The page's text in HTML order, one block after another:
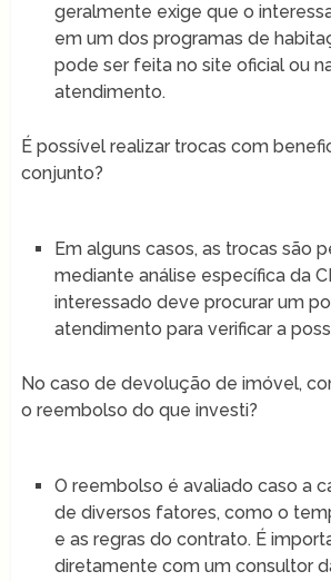
geralmente exige que o
em um dos programas de
pode ser feita no site oficial ou
atendimento.
É possível realizar trocas com
conjunto?
Em alguns casos, as trocas são
mediante análise específica da
interessado deve procurar um
atendimento para verificar a
No caso de devolução de imóvel,
o reembolso do que investi?
O reembolso é avaliado caso a
de diversos fatores, como o
e as regras do contrato. É
diretamente com um consultor